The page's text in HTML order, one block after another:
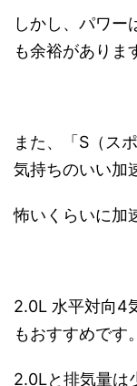
しかし、パワー
も余裕がありま
また、「S（ス
気持ちのいい加
怖いくらいに加
2.0L 水平対向4
もおすすめです。
2.0Lと排気量は